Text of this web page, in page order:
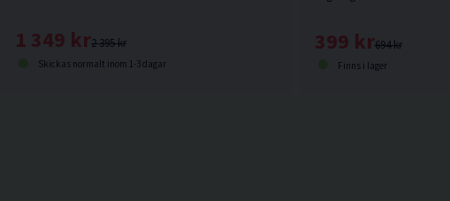
2 395 kr
1 349 kr
Skickas normalt inom 1-3 dagar
694 kr
399 kr
Finns i lager